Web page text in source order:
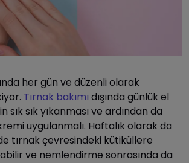
her gün ve düzenli olarak
Tırnak bakımı dışında günlük el
sık sık yıkanması ve ardından da
uygulanmalı. Haftalık olarak da
tırnak çevresindeki kütiküllere
ve nemlendirme sonrasında da